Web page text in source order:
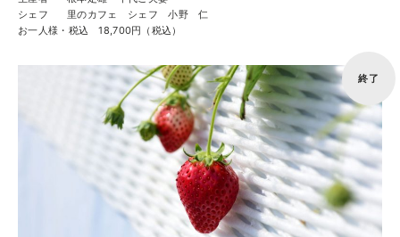
Best Table（English）
シェフ
里のカフェ シェフ 小野 仁
お一人様・税込
18,700円（税込）
終了